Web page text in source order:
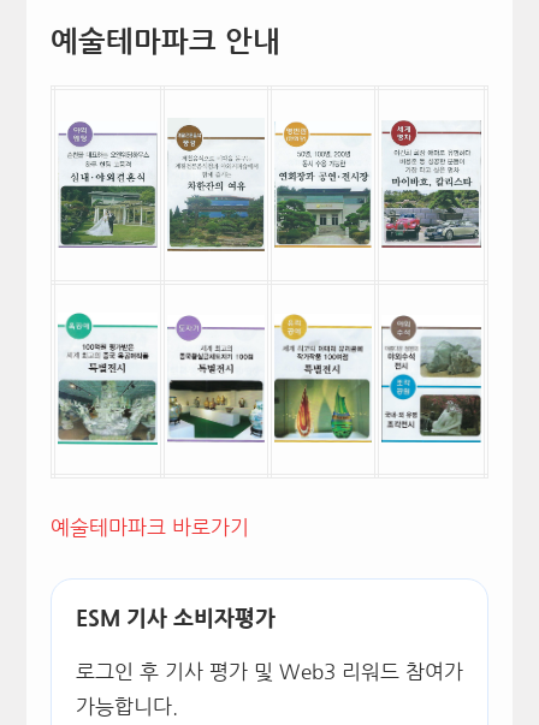
예술테마파크 안내
예술테마파크 바로가기
ESM 기사 소비자평가
로그인 후 기사 평가 및 Web3 리워드 참여가
가능합니다.